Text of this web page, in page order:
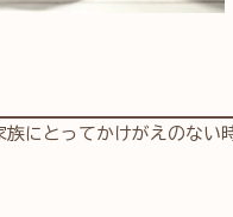
にとってかけがえのない